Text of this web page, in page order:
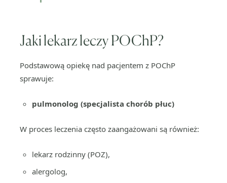
Jaki lekarz leczy POChP?
Podstawową opiekę nad pacjentem z POChP
sprawuje:
pulmonolog (specjalista chorób płuc)
W proces leczenia często zaangażowani są również:
lekarz rodzinny (POZ),
alergolog,